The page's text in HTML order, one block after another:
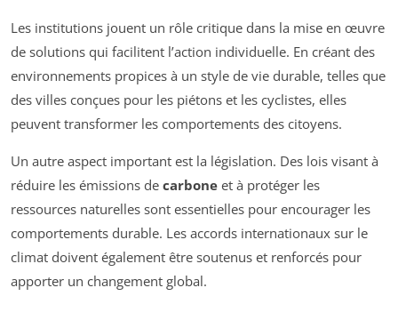
Les institutions jouent un rôle critique dans la mise en œuvre
de solutions qui facilitent l’action individuelle. En créant des
environnements propices à un style de vie durable, telles que
des villes conçues pour les piétons et les cyclistes, elles
peuvent transformer les comportements des citoyens.
Un autre aspect important est la législation. Des lois visant à
réduire les émissions de carbone et à protéger les
ressources naturelles sont essentielles pour encourager les
comportements durable. Les accords internationaux sur le
climat doivent également être soutenus et renforcés pour
apporter un changement global.